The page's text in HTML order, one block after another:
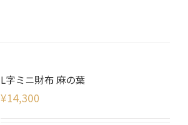
L字ミニ財布 麻の葉
¥14,300